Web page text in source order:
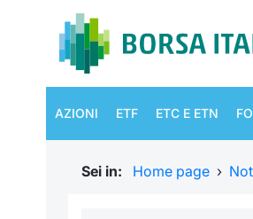
AZIONI ETF ETC E ETN
Sei in: Home page ›